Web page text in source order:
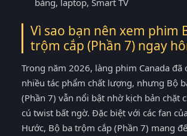
Vì sao bạn nên xem phim
trộm cắp (Phần 7) ngay
Trong năm 2026, làng phim Canada đã
nhiều tác phẩm chất lượng, nhưng Bộ
(Phần 7) vẫn nổi bật nhờ kịch bản chặt
cú twist bất ngờ. Đặc biệt với các fan
Hước, Bộ ba trộm cắp (Phần 7) mang